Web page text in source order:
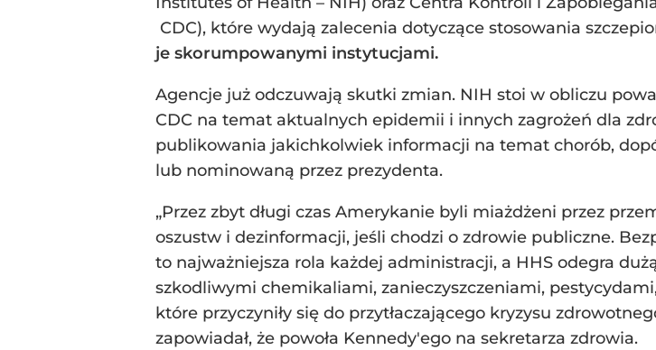
CDC), które wydają zalecenia dotyczące stosowania
je skorumpowanymi instytucjami.
Agencje już odczuwają skutki zmian. NIH stoi w obliczu
CDC na temat aktualnych epidemii i innych zagrożeń dla
publikowania jakichkolwiek informacji na temat chorób,
lub nominowaną przez prezydenta.
„Przez zbyt długi czas Amerykanie byli miażdżeni przez
oszustw i dezinformacji, jeśli chodzi o zdrowie publiczne.
to najważniejsza rola każdej administracji, a HHS odegra
szkodliwymi chemikaliami, zanieczyszczeniami,
które przyczyniły się do przytłaczającego kryzysu
zapowiadał, że powoła Kennedy'ego na sekretarza zdrowia.